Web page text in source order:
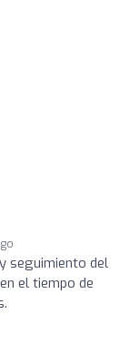
seguimiento del
el tiempo de